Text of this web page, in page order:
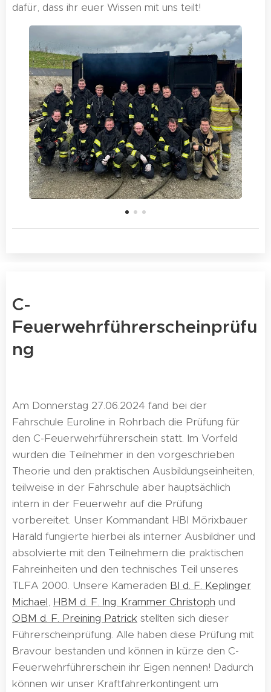
dafür, dass ihr euer Wissen mit uns teilt!
C-
Feuerwehrführerscheinprüfu
ng
Am Donnerstag 27.06.2024 fand bei der
Fahrschule Euroline in Rohrbach die Prüfung für
den C-Feuerwehrführerschein statt. Im Vorfeld
wurden die Teilnehmer in den vorgeschrieben
Theorie und den praktischen Ausbildungseinheiten,
teilweise in der Fahrschule aber hauptsächlich
intern in der Feuerwehr auf die Prüfung
vorbereitet. Unser Kommandant HBI Mörixbauer
Harald fungierte hierbei als interner Ausbildner und
absolvierte mit den Teilnehmern die praktischen
Fahreinheiten und den technisches Teil unseres
TLFA 2000. Unsere Kameraden BI d. F. Keplinger
Michael, HBM d. F. Ing. Krammer Christoph und
OBM d. F. Preining Patrick stellten sich dieser
Führerscheinprüfung. Alle haben diese Prüfung mit
Bravour bestanden und können in kürze den C-
Feuerwehrführerschein ihr Eigen nennen! Dadurch
können wir unser Kraftfahrerkontingent um